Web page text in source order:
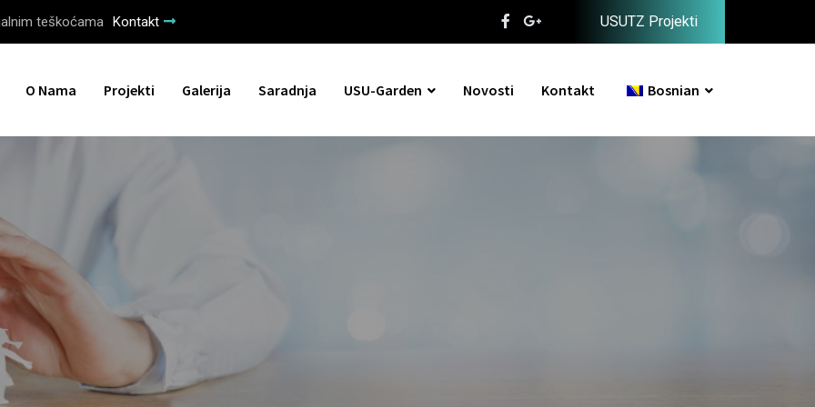
teškoćama Kontakt USUTZ Projekti
O Nama Projekti Galerija Saradnja USU-Garden Novosti Kontakt Bosnian